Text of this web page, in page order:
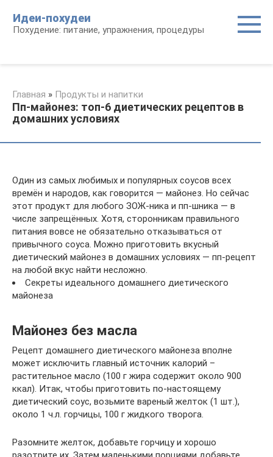
контенту
Идеи-похудеи
Похудение: питание, упражнения, процедуры
Главная » Продукты и напитки
Пп-майонез: топ-6 диетических рецептов в
домашних условиях
Один из самых любимых и популярных соусов всех
времён и народов, как говорится — майонез. Но сейчас
этот продукт для любого ЗОЖ-ника и пп-шника — в
числе запрещённых. Хотя, сторонникам правильного
питания вовсе не обязательно отказываться от
привычного соуса. Можно приготовить вкусный
диетический майонез в домашних условиях — пп-рецепт
на любой вкус найти несложно.
Секреты идеального домашнего диетического
майонеза
Майонез без масла
Рецепт домашнего диетического майонеза вполне
может исключить главный источник калорий –
растительное масло (100 г жира содержит около 900
ккал). Итак, чтобы приготовить по-настоящему
диетический соус, возьмите вареный желток (1 шт.),
около 1 ч.л. горчицы, 100 г жидкого творога.
Разомните желток, добавьте горчицу и хорошо